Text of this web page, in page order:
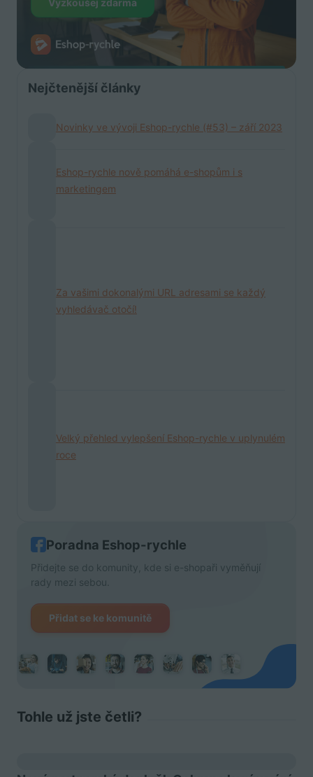
Vyzkoušej zdarma
Nejčtenější články
Novinky ve vývoji Eshop-rychle (#53) – září 2023
Eshop-rychle nově pomáhá e-shopům i s
marketingem
Za vašimi dokonalými URL adresami se každý
vyhledávač otočí!
Velký přehled vylepšení Eshop-rychle v uplynulém
roce
Poradna Eshop-rychle
Přidejte se do komunity, kde si e-shopaři vyměňují
rady mezi sebou.
Přidat se ke komunitě
Tohle už jste četli?